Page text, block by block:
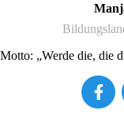
Motto: „Werde die, die